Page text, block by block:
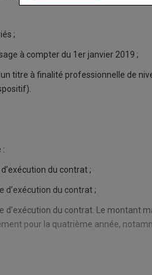
;
à compter du 1er janvier 2019 ;
titre à finalité professionnelle de
:
du contrat ;
d’exécution du contrat ;
d’exécution du contrat. Le montant
pour la quatrième année,